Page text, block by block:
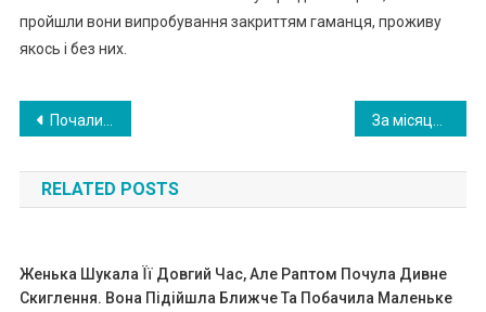
пройшли вони випробування закриттям гаманця, проживу
якось і без них.
Навигация
по
записям
Почали їсти салат. Майбутній чоловік зморщився: «А чого так пересолила?». Таня зніяковіло посміхнулася, поставила йому запечену качку. Майбутній чоловік пожував шматочок: «Жор стковата». Йому не сподобалося і все інше.
RELATED POSTS
Женька Шукала Її Довгий Час, Але Раптом Почула Дивне
Скиглення. Вона Підійшла Ближче Та Побачила Маленьке